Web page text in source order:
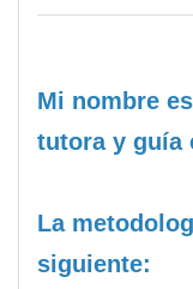
Mi nombre
tutora y guía
La
siguiente: